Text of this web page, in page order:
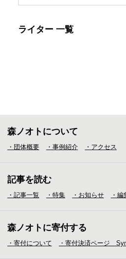
ライター 一覧
森ノオトについて
・団体概要 ・事例紹介 ・アクセス
記事を読む
・記事一覧 ・特集 ・お知らせ ・
森ノオトに寄付する
・寄付について ・寄付決済ページ